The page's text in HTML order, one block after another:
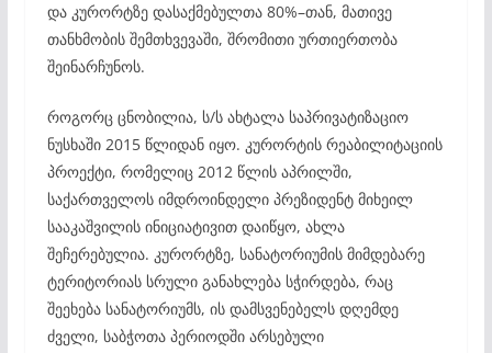
და კურორტზე დასაქმებულთა 80%–თან, მათივე
თანხმობის შემთხვევაში, შრომითი ურთიერთობა
შეინარჩუნოს.
როგორც ცნობილია, ს/ს ახტალა საპრივატიზაციო
ნუსხაში 2015 წლიდან იყო. კურორტის რეაბილიტაციის
პროექტი, რომელიც 2012 წლის აპრილში,
საქართველოს იმდროინდელი პრეზიდენტ მიხეილ
სააკაშვილის ინიციატივით დაიწყო, ახლა
შეჩერებულია. კურორტზე, სანატორიუმის მიმდებარე
ტერიტორიას სრული განახლება სჭირდება, რაც
შეეხება სანატორიუმს, ის დამსვენებელს დღემდე
ძველი, საბჭოთა პერიოდში არსებული